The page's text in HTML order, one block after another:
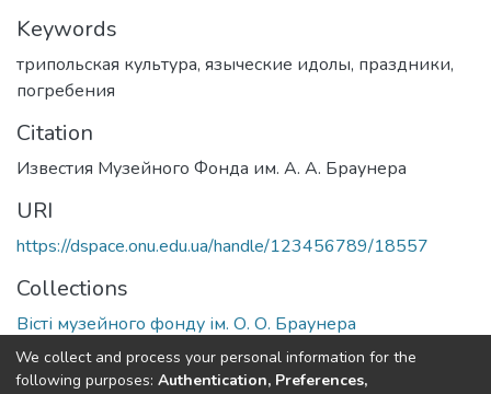
Keywords
трипольская культура, языческие идолы, праздники,
погребения
Citation
Известия Музейного Фонда им. А. А. Браунера
URI
https://dspace.onu.edu.ua/handle/123456789/18557
Collections
Вісті музейного фонду ім. О. О. Браунера
Full item page
We collect and process your personal information for the
following purposes: Authentication, Preferences,